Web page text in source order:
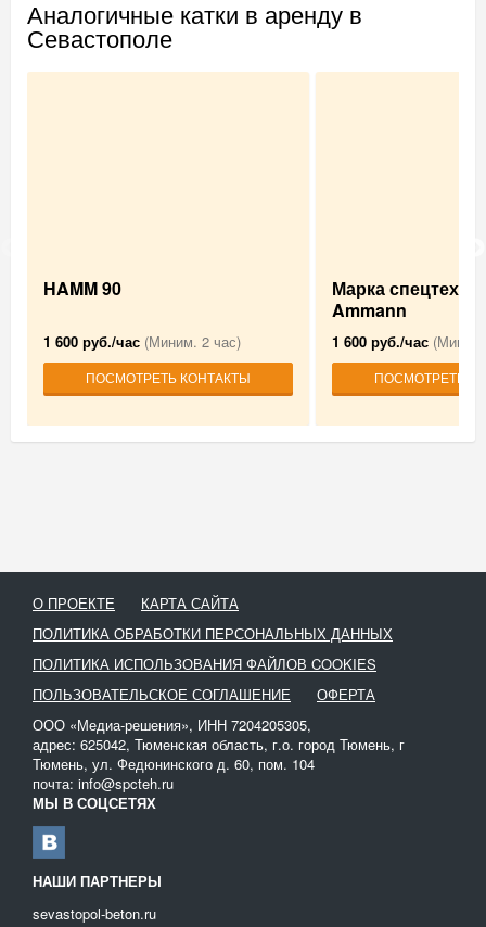
Аналогичные катки в аренду в
Севастополе
HAMM 90
1 600 руб./час (Миним. 2 час)
ПОСМОТРЕТЬ КОНТАКТЫ
Марка
Ammann
1 600 руб./час
ПОСМОТРЕТЬ
О ПРОЕКТЕ
КАРТА САЙТА
ПОЛИТИКА ОБРАБОТКИ ПЕРСОНАЛЬНЫХ ДАННЫХ
ПОЛИТИКА ИСПОЛЬЗОВАНИЯ ФАЙЛОВ COOKIES
ПОЛЬЗОВАТЕЛЬСКОЕ СОГЛАШЕНИЕ
ОФЕРТА
ООО «Медиа-решения», ИНН 7204205305,
адрес: 625042, Тюменская область, г.о. город Тюмень, г
Тюмень, ул. Федюнинского д. 60, пом. 104
почта: info@spcteh.ru
МЫ В СОЦСЕТЯХ
НАШИ ПАРТНЕРЫ
sevastopol-beton.ru